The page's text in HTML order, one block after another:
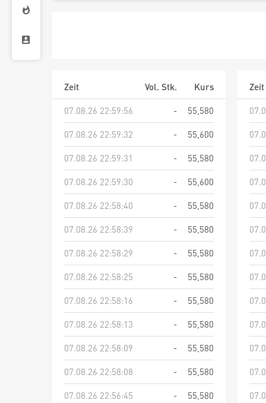
Zeit Vol. Stk.
Kurs
07.08.26 22:59:56
-
55,580
07.08.26 22:59:32
-
55,600
07.08.26 22:59:31
-
55,580
07.08.26 22:59:30
-
55,600
07.08.26 22:58:40
-
55,580
07.08.26 22:58:39
-
55,580
07.08.26 22:58:29
-
55,580
07.08.26 22:58:25
-
55,580
07.08.26 22:58:16
-
55,580
07.08.26 22:58:13
-
55,580
07.08.26 22:58:09
-
55,580
07.08.26 22:58:08
-
55,580
07.08.26 22:56:45
-
55,580
Zeit